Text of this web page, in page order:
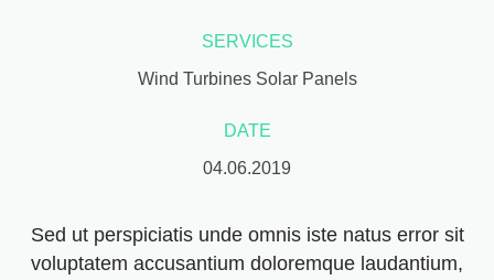
SERVICES
Wind Turbines Solar Panels
DATE
04.06.2019
Sed ut perspiciatis unde omnis iste natus error sit
voluptatem accusantium doloremque laudantium,